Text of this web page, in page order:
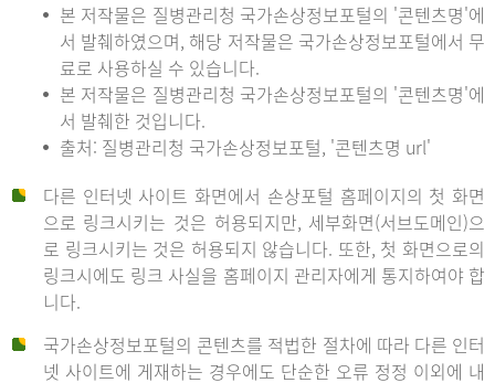
본 저작물은 질병관리청 국가손상정보포털의 '콘텐츠명'에
서 발췌하였으며, 해당 저작물은 국가손상정보포털에서 무
료로 사용하실 수 있습니다.
본 저작물은 질병관리청 국가손상정보포털의 '콘텐츠명'에
서 발췌한 것입니다.
출처: 질병관리청 국가손상정보포털, '콘텐츠명 url'
다른 인터넷 사이트 화면에서 손상포털 홈페이지의 첫 화면
으로 링크시키는 것은 허용되지만, 세부화면(서브도메인)으
로 링크시키는 것은 허용되지 않습니다. 또한, 첫 화면으로의
링크시에도 링크 사실을 홈페이지 관리자에게 통지하여야 합
니다.
국가손상정보포털의 콘텐츠를 적법한 절차에 따라 다른 인터
넷 사이트에 게재하는 경우에도 단순한 오류 정정 이외에 내